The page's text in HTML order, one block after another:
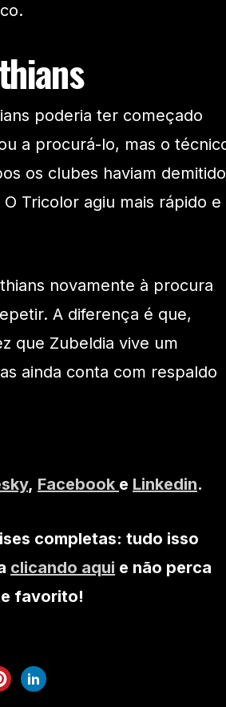
poderia ter começado
a procurá-lo, mas o
os clubes haviam demitido
Tricolor agiu mais rápido e
novamente à procura
A diferença é que,
que Zubeldia vive um
ainda conta com respaldo
, Facebook e Linkedin.
completas: tudo isso
clicando aqui e não perca
favorito!